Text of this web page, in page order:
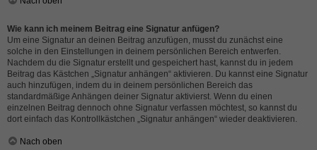
Wie kann ich meinem Beitrag eine Signatur anfügen?
Um eine Signatur an deinen Beitrag anzufügen, musst du zunächst eine
solche in den Einstellungen in deinem persönlichen Bereich entwerfen.
Nachdem du die Signatur erstellt und gespeichert hast, kannst du in jedem
Beitrag das Kästchen „Signatur anhängen“ aktivieren. Du kannst eine Signatur
auch hinzufügen, indem du in deinem persönlichen Bereich das
standardmäßige Anhängen deiner Signatur aktivierst. Wenn du einen
einzelnen Beitrag dennoch ohne Signatur verfassen möchtest, so kannst du
dort einfach das Kontrollkästchen „Signatur anhängen“ wieder deaktivieren.
Nach oben